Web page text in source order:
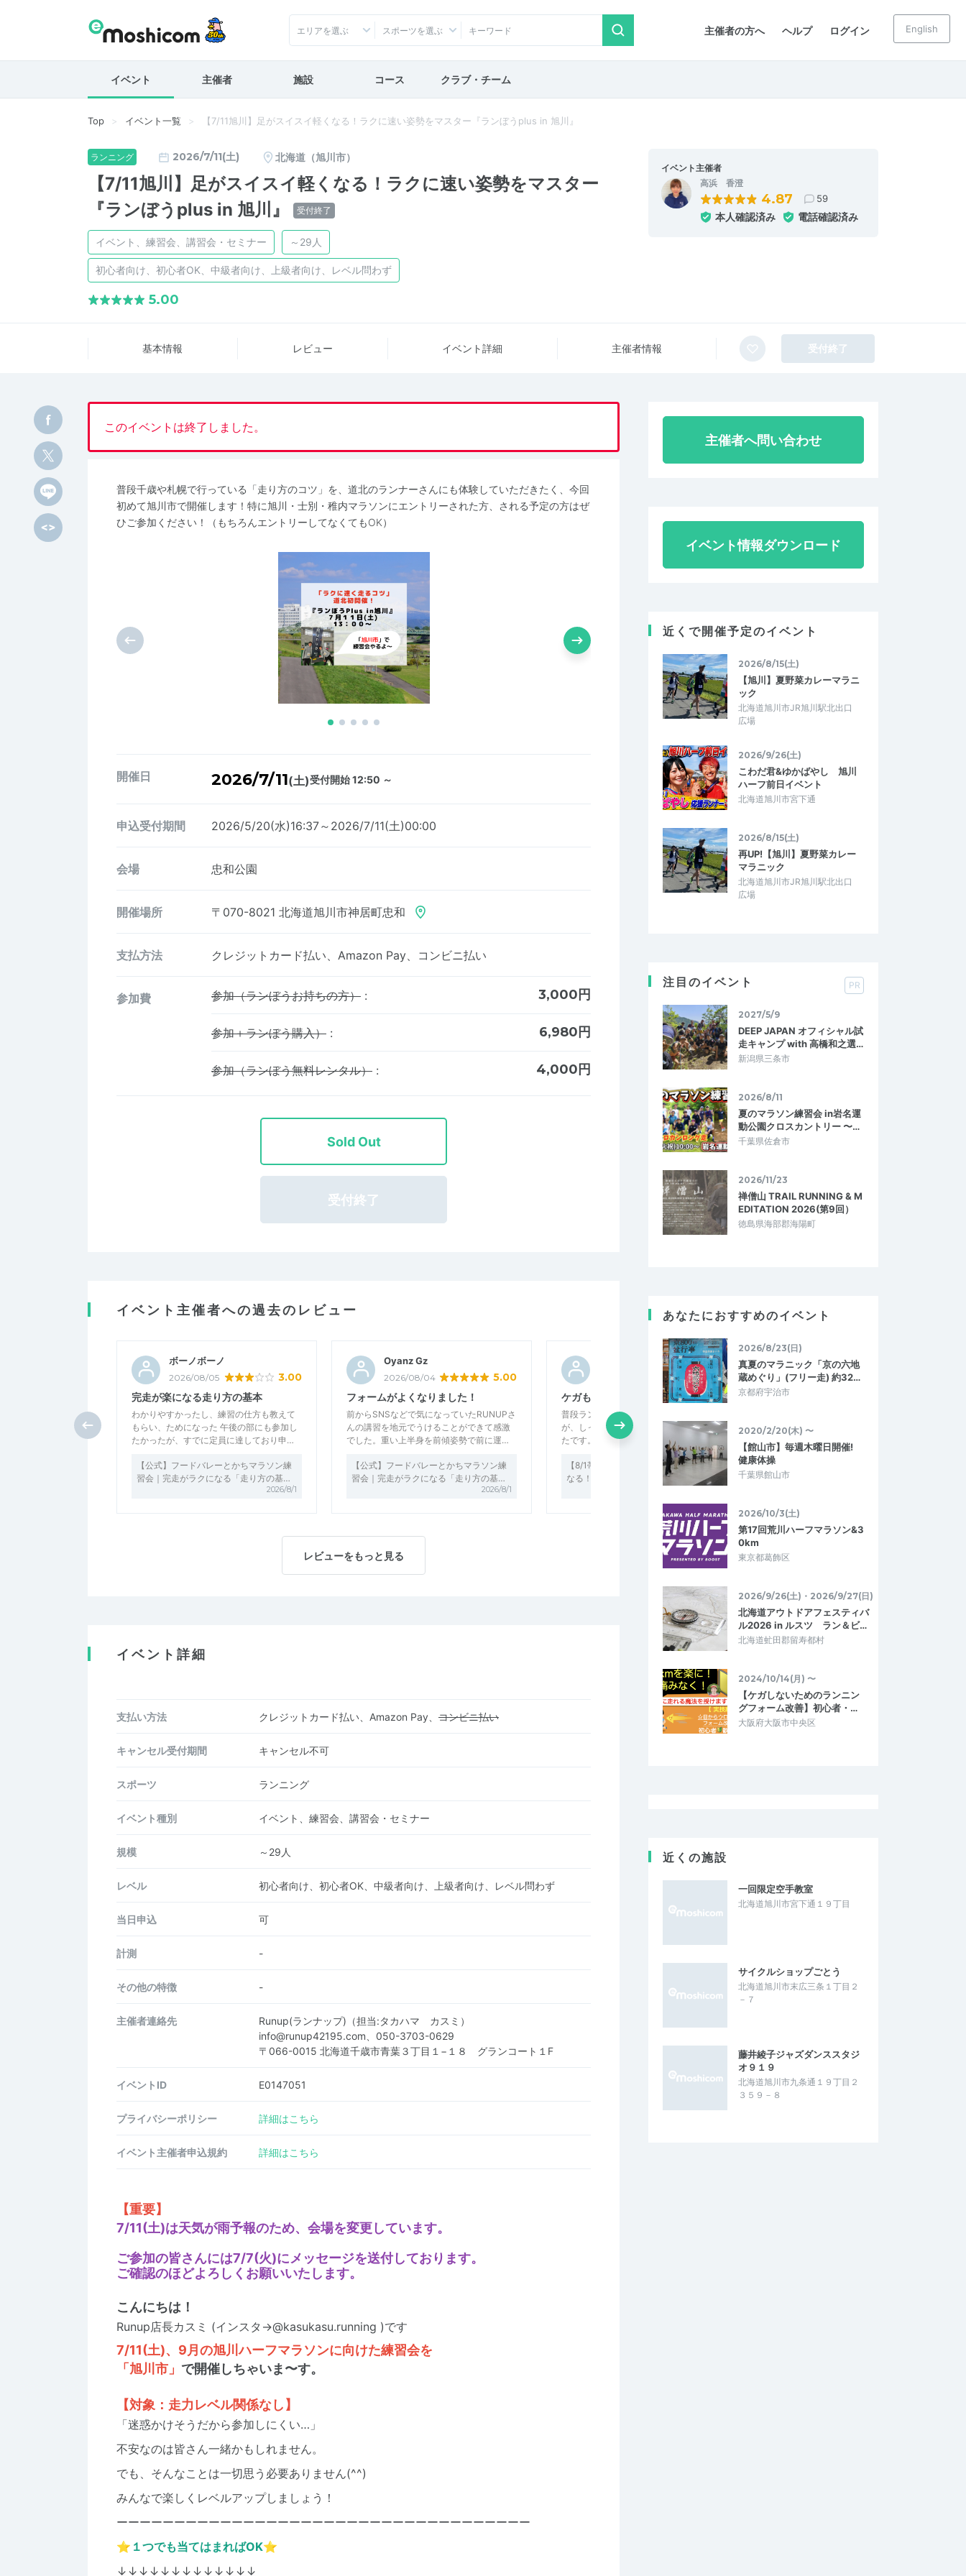
主催者の方へ ヘルプ ログイン
エリアを選ぶ スポーツを選ぶ English
イベント 主催者 施設 コース クラブ・チーム
Top イベント一覧 【7/11旭川】足がスイスイ軽くなる！ラクに速い姿勢をマスター『ランぼうplus in 旭川』
ランニング 2026/7/11(土) 北海道（旭川市）
【7/11旭川】足がスイスイ軽くなる！ラクに速い姿勢をマスター
『ランぼうplus in 旭川』
受付終了
イベント、練習会、講習会・セミナー ～29人
初心者向け、初心者OK、中級者向け、上級者向け、レベル問わず
5.00
イベント主催者
高浜 香澄
4.87 59
本人確認済み 電話確認済み
基本情報 レビュー イベント詳細 主催者情報 受付終了
このイベントは終了しました。
普段千歳や札幌で行っている「走り方のコツ」を、道北のランナーさんにも体験していただきたく、今回
初めて旭川市で開催します！特に旭川・士別・稚内マラソンにエントリーされた方、される予定の方はぜ
ひご参加ください！（もちろんエントリーしてなくてもOK）
開催日 2026/7/11(土)受付開始 12:50 ～
申込受付期間 2026/5/20(水)16:37～2026/7/11(土)00:00
会場 忠和公園
開催場所 〒070-8021 北海道旭川市神居町忠和
支払方法 クレジットカード払い、Amazon Pay、コンビニ払い
参加費 参加（ランぼうお持ちの方） : 3,000円
参加＋ランぼう購入） : 6,980円
参加（ランぼう無料レンタル） : 4,000円
Sold Out
受付終了
イベント主催者への過去のレビュー
ボーノボーノ
2026/08/05 3.00
完走が楽になる走り方の基本
わかりやすかったし、練習の仕方も教えて
もらい、ためになった 午後の部にも参加し
たかったが、すでに定員に達しており申…
【公式】フードバレーとかちマラソン練
習会｜完走がラクになる「走り方の基…
2026/8/1
Oyanz Gz
2026/08/04 5.00
フォームがよくなりました！
前からSNSなどで気になっていたRUNUPさ
んの講習を地元でうけることができて感激
でした。重い上半身を前傾姿勢で前に運…
【公式】フードバレーとかちマラソン練
習会｜完走がラクになる「走り方の基…
2026/8/1
5.00
ケガも楽になりました♪​
普段ランぼうをなんとなく使っていました
が、しっかりと形を覚えられたのがよかっ
たです。ここまでやるのか、と正しい姿…
【8/1帯広 限定10名】足がスイスイ軽く
なる！ラクに速い姿勢を徹底的にマス…
ラルム
2026/07/22
仲間と合宿体験できます！
ントです。難易度は、自分の実力・目的に
合わせて設定自由です！！その気になっ…
スピード刺激と木陰の土路面ロング走…
レビューをもっと見る
イベント詳細
支払い方法 クレジットカード払い、Amazon Pay、 コンビニ払い
キャンセル受付期間 キャンセル不可
スポーツ ランニング
イベント種別 イベント、練習会、講習会・セミナー
規模 ～29人
レベル 初心者向け、初心者OK、中級者向け、上級者向け、レベル問わず
当日申込 可
計測 -
その他の特徴 -
主催者連絡先
Runup(ランナップ)（担当:タカハマ カスミ）
info@runup42195.com、050-3703-0629
〒066-0015 北海道千歳市青葉３丁目１−１８ グランコート１F
イベントID E0147051
プライバシーポリシー 詳細はこちら
イベント主催者申込規約 詳細はこちら
【重要】
7/11(土)は天気が雨予報のため、会場を変更しています。
ご参加の皆さんには7/7(火)にメッセージを送付しております。
ご確認のほどよろしくお願いいたします。
こんにちは！
Runup店長カスミ (インスタ→@kasukasu.running )です
7/11(土)、9月の旭川ハーフマラソンに向けた練習会を
「旭川市」 で開催しちゃいま〜す。
【対象：走力レベル関係なし】
「迷惑かけそうだから参加しにくい…」
不安なのは皆さん一緒かもしれません。
でも、そんなことは一切思う必要ありません(^^)
みんなで楽しくレベルアップしましょう！
ーーーーーーーーーーーーーーーーーーーーーーーーーーーーーーーーーーーー
⭐︎１つでも当てはまればOK⭐︎
↓↓↓↓↓↓↓↓↓↓↓↓↓
主催者へ問い合わせ
イベント情報ダウンロード
近くで開催予定のイベント
2026/8/15(土)
【旭川】夏野菜カレーマラニ
ック
北海道旭川市JR旭川駅北出口
広場
2026/9/26(土)
こわだ君&ゆかばやし 旭川
ハーフ前日イベント
北海道旭川市宮下通
2026/8/15(土)
再UP!【旭川】夏野菜カレー
マラニック
北海道旭川市JR旭川駅北出口
広場
注目のイベント PR
2027/5/9
DEEP JAPAN オフィシャル試
走キャンプ with 高橋和之選…
新潟県三条市
2026/8/11
夏のマラソン練習会 in岩名運
動公園クロスカントリー 〜…
千葉県佐倉市
2026/11/23
禅僧山 TRAIL RUNNING & M
EDITATION 2026(第9回）
徳島県海部郡海陽町
あなたにおすすめのイベント
2026/8/23(日)
真夏のマラニック「京の六地
蔵めぐり」(フリー走) 約32…
京都府宇治市
2020/2/20(木) 〜
【館山市】毎週木曜日開催!
健康体操
千葉県館山市
2026/10/3(土)
第17回荒川ハーフマラソン&3
0km
東京都葛飾区
2026/9/26(土)・2026/9/27(日)
北海道アウトドアフェスティバ
ル2026 in ルスツ ラン＆ビ…
北海道虻田郡留寿都村
2024/10/14(月) 〜
【ケガしないためのランニン
グフォーム改善】初心者・…
大阪府大阪市中央区
近くの施設
一回限定空手教室
北海道旭川市宮下通１９丁目
サイクルショップごとう
北海道旭川市末広三条１丁目２
－７
藤井綾子ジャズダンススタジ
オ９１９
北海道旭川市九条通１９丁目２
３５９－８